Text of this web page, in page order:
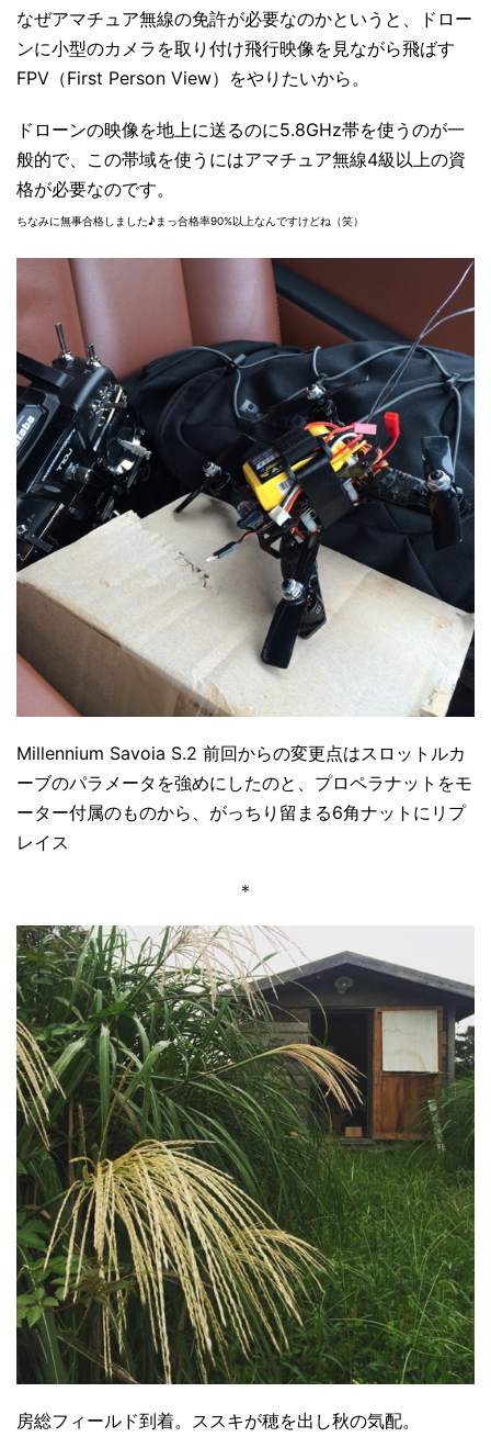
なぜアマチュア無線の免許が必要なのかというと、ドロー
ンに小型のカメラを取り付け飛行映像を見ながら飛ばす
FPV（First Person View）をやりたいから。
ドローンの映像を地上に送るのに5.8GHz帯を使うのが一
般的で、この帯域を使うにはアマチュア無線4級以上の資
格が必要なのです。
ちなみに無事合格しました♪まっ合格率90%以上なんですけどね（笑）
Millennium Savoia S.2 前回からの変更点はスロットルカ
ーブのパラメータを強めにしたのと、プロペラナットをモ
ーター付属のものから、がっちり留まる6角ナットにリプ
レイス
＊
房総フィールド到着。ススキが穂を出し秋の気配。